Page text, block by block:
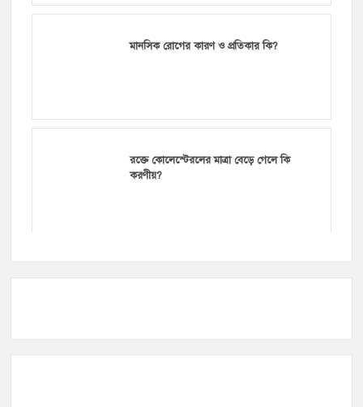
মানসিক রোগের কারণ ও প্রতিকার কি?
রক্তে কোলেস্টেরলের মাত্রা বেড়ে গেলে কি
করণীয়?